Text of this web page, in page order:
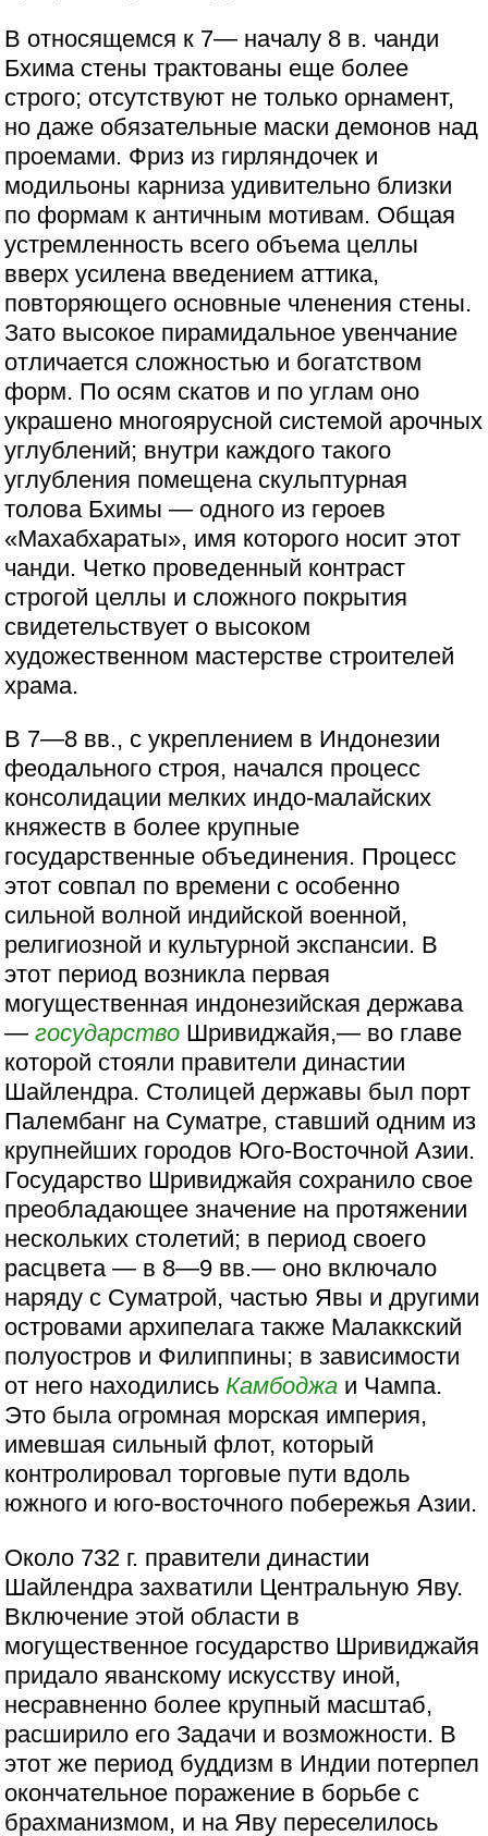
В относящемся к 7— началу 8 в. чанди
Бхима стены трактованы еще более
строго; отсутствуют не только орнамент,
но даже обязательные маски демонов над
проемами. Фриз из гирляндочек и
модильоны карниза удивительно близки
по формам к античным мотивам. Общая
устремленность всего объема целлы
вверх усилена введением аттика,
повторяющего основные членения стены.
Зато высокое пирамидальное увенчание
отличается сложностью и богатством
форм. По осям скатов и по углам оно
украшено многоярусной системой арочных
углублений; внутри каждого такого
углубления помещена скульптурная
толова Бхимы — одного из героев
«Махабхараты», имя которого носит этот
чанди. Четко проведенный контраст
строгой целлы и сложного покрытия
свидетельствует о высоком
художественном мастерстве строителей
храма.
В 7—8 вв., с укреплением в Индонезии
феодального строя, начался процесс
консолидации мелких индо-малайских
княжеств в более крупные
государственные объединения. Процесс
этот совпал по времени с особенно
сильной волной индийской военной,
религиозной и культурной экспансии. В
этот период возникла первая
могущественная индонезийская держава
—государство Шривиджайя,— во главе
которой стояли правители династии
Шайлендра. Столицей державы был порт
Палембанг на Суматре, ставший одним из
крупнейших городов Юго-Восточной Азии.
Государство Шривиджайя сохранило свое
преобладающее значение на протяжении
нескольких столетий; в период своего
расцвета — в 8—9 вв.— оно включало
наряду с Суматрой, частью Явы и другими
островами архипелага также Малаккский
полуостров и Филиппины; в зависимости
от него находилисьКамбоджа и Чампа.
Это была огромная морская империя,
имевшая сильный флот, который
контролировал торговые пути вдоль
южного и юго-восточного побережья Азии.
Около 732 г. правители династии
Шайлендра захватили Центральную Яву.
Включение этой области в
могущественное государство Шривиджайя
придало яванскому искусству иной,
несравненно более крупный масштаб,
расширило его Задачи и возможности. В
этот же период буддизм в Индии потерпел
окончательное поражение в борьбе с
брахманизмом, и на Яву переселилось